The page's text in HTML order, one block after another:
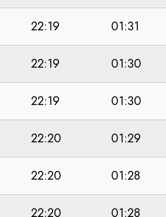
22:19 01:31
22:19 01:30
22:19 01:30
22:20 01:29
22:20 01:28
22:20 01:28